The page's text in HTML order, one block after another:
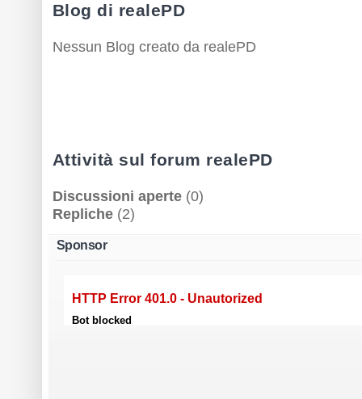
Blog di realePD
Nessun Blog creato da realePD
Attività sul forum realePD
Discussioni aperte (0)
Repliche (2)
Sponsor